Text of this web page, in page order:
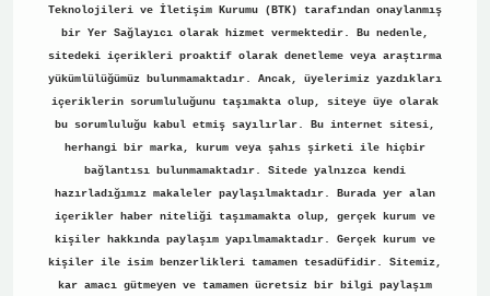
Teknolojileri ve İletişim Kurumu (BTK) tarafından onaylanmış
bir Yer Sağlayıcı olarak hizmet vermektedir. Bu nedenle,
sitedeki içerikleri proaktif olarak denetleme veya araştırma
yükümlülüğümüz bulunmamaktadır. Ancak, üyelerimiz yazdıkları
içeriklerin sorumluluğunu taşımakta olup, siteye üye olarak
bu sorumluluğu kabul etmiş sayılırlar. Bu internet sitesi,
herhangi bir marka, kurum veya şahıs şirketi ile hiçbir
bağlantısı bulunmamaktadır. Sitede yalnızca kendi
hazırladığımız makaleler paylaşılmaktadır. Burada yer alan
içerikler haber niteliği taşımamakta olup, gerçek kurum ve
kişiler hakkında paylaşım yapılmamaktadır. Gerçek kurum ve
kişiler ile isim benzerlikleri tamamen tesadüfidir. Sitemiz,
kar amacı gütmeyen ve tamamen ücretsiz bir bilgi paylaşım